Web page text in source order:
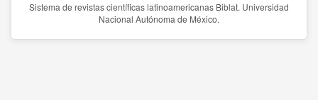
Sistema de revistas científicas latinoamericanas Biblat. Universidad
Nacional Autónoma de México.